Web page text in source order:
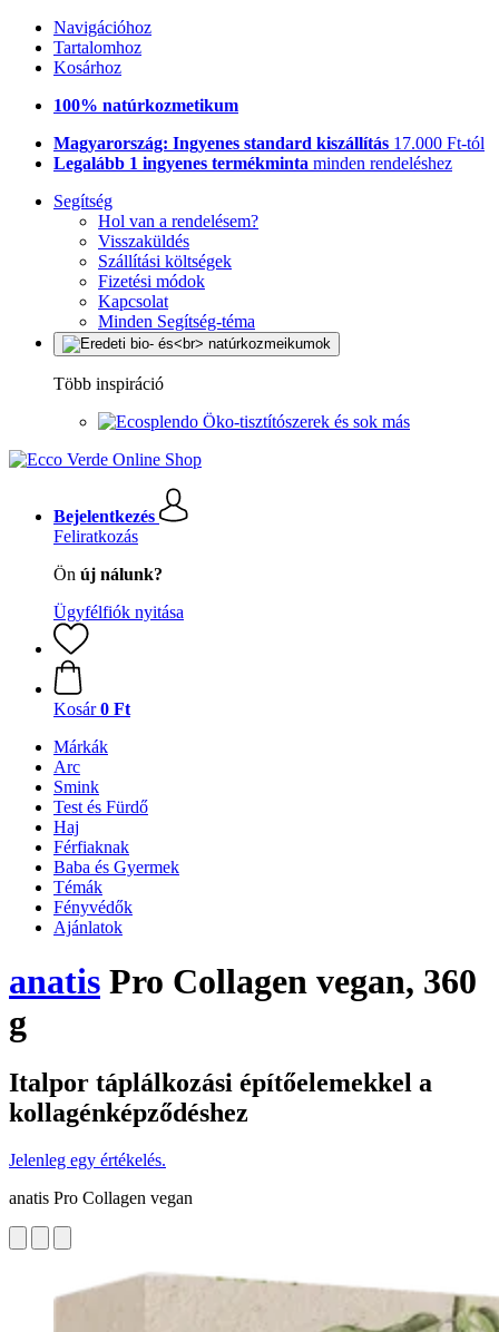
Navigációhoz
Tartalomhoz
Kosárhoz
100% natúrkozmetikum
Magyarország: Ingyenes standard kiszállítás 17.000 Ft-tól
Legalább 1 ingyenes termékminta minden rendeléshez
Segítség
Hol van a rendelésem?
Visszaküldés
Szállítási költségek
Fizetési módok
Kapcsolat
Minden Segítség-téma
Több inspiráció
Öko-tisztítószerek és sok más
Bejelentkezés
Feliratkozás
Ön új nálunk?
Ügyfélfiók nyitása
Kosár 0 Ft
Márkák
Arc
Smink
Test és Fürdő
Haj
Férfiaknak
Baba és Gyermek
Témák
Fényvédők
Ajánlatok
anatis Pro Collagen vegan, 360
g
Italpor táplálkozási építőelemekkel a
kollagénképződéshez
Jelenleg egy értékelés.
anatis Pro Collagen vegan